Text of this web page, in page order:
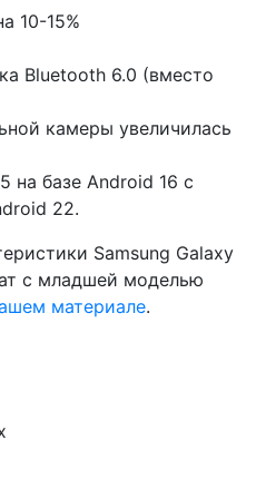
10-15%
Bluetooth 6.0 (вместо
камеры увеличилась
на базе Android 16 с
22.
Samsung Galaxy
с младшей моделью
материале.